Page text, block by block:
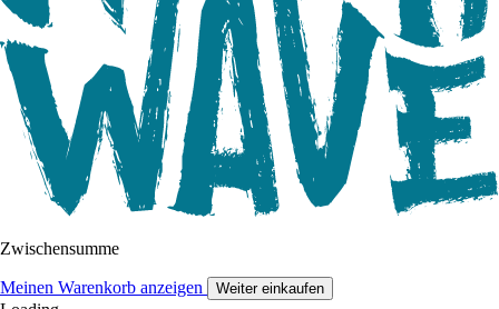
Zwischensumme
Meinen Warenkorb anzeigen Weiter einkaufen